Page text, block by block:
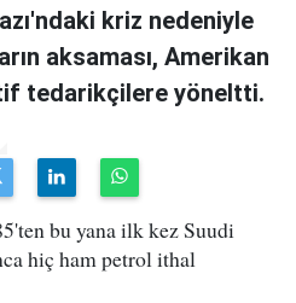
kriz nedeniyle
aksaması, Amerikan
tedarikçilere yöneltti.
bu yana ilk kez Suudi
hiç ham petrol ithal